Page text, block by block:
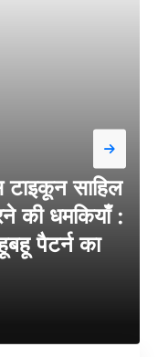
साहिल
की धमकियाँ :
पैटर्न का